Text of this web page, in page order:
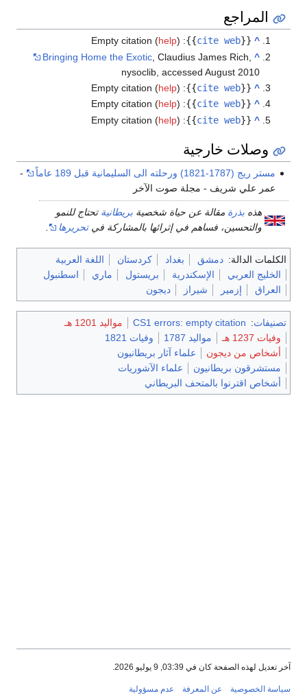
المراجع
^
{{
cite web
}}
:
Empty citation (help)
^
Bringing Home the Exotic , Claudius James Rich,
nysoclib, accessed August 2010
^
{{
cite web
}}
:
Empty citation (help)
^
{{
cite web
}}
:
Empty citation (help)
^
{{
cite web
}}
:
Empty citation (help)
وصلات خارجية
مستر ريج (1787-1821) ورحلته الى السليمانية قبل 189 عاماً
-
عمر علي شريف - مجلة صوت الآخر
هذه بذرة مقالة عن حياة شخصية بريطانية تحتاج للنمو
والتحسين، فساهم في إثرائها بالمشاركة فيتحريرها
الكلمات الدالة: دمشق بغداد كردستان
اللغة العربية
الخليج العربي
الإسكندرية بريستول ماري
اسطنبول
العراق
إزمير شيراز ديجون
تصنيفات:
CS1 errors: empty citation
مواليد 1201 هـ
وفيات 1237 هـ
مواليد 1787
وفيات 1821
أشخاص من ديجون
علماء آثار بريطانيون
مستشرقون بريطانيون
علماء الآشوريات
أشخاص اقترنوا بالمتحف البريطاني
آخر تعديل لهذه الصفحة كان في 03:39, 9 يوليو 2026.
سياسة الخصوصية عن المعرفة عدم مسؤولية